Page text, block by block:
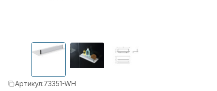
Артикул:73351-WH